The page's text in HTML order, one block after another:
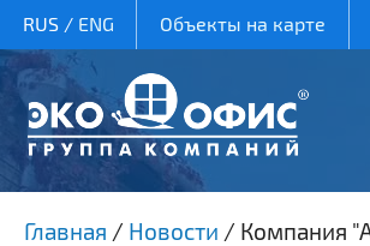
RUS/ ENG Объекты на карте
Главная / Новости / Компания